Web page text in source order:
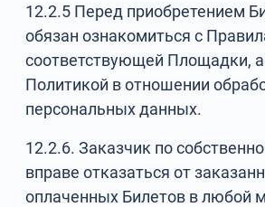
12.2.5 Перед приобретением
обязан ознакомиться с
соответствующей Площадки,
Политикой в отношении
персональных данных.
12.2.6. Заказчик по
вправе отказаться от
оплаченных Билетов в любой